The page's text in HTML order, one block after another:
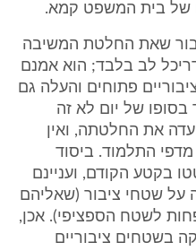
סבור שאת החלטת המשיבה
לב בלבד; הוא אמנם
פתוחים והעלה גם
של יום לא זה
את החלטתה, ואין
התלמוד. ביסוד
בקטע הקודם, ועניינם
על שטחי ציבור (שאליהם
לשטח הספציפי). אכן,
בשטחים ציבוריים